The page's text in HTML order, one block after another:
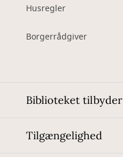
Husregler
Borgerrådgiver
Biblioteket tilbyder
Tilgængelighed